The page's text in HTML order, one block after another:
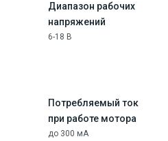
Диапазон рабочих
напряжений
6-18 В
Потребляемый ток
при работе мотора
до 300 мА